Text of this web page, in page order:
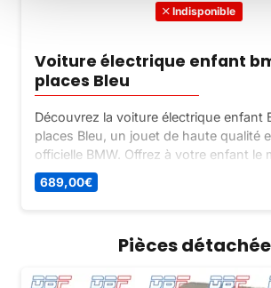
Indisponible
Voiture électrique enfant
places Bleu
Découvrez la voiture électrique enfant
places Bleu, un jouet de haute qualité
officielle BMW. Offrez à votre enfant le
jouets électriques sur Dirt Bike France.
689,00€
Pièces